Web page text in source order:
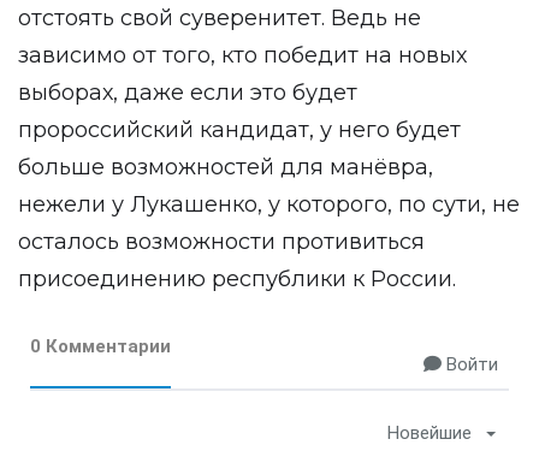
отстоять свой суверенитет. Ведь не
зависимо от того, кто победит на новых
выборах, даже если это будет
пророссийский кандидат, у него будет
больше возможностей для манёвра,
нежели у Лукашенко, у которого, по сути, не
осталось возможности противиться
присоединению республики к России.
0 Комментарии
Войти
Новейшие